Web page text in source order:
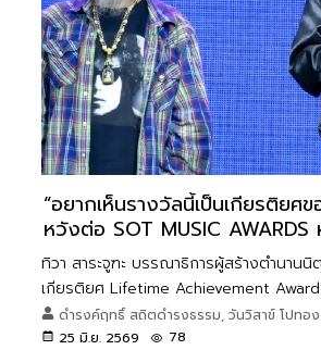
“อยากเห็นรางวัลนี้เป็นเกียรติย
หวังต่อ SOT MUSIC
ทิวา สาระจูฑะ บรรณาธิการผู้สร้างตำนานนิ
เกียรติยศ Lifetime Achievement Award
ดำรงค์ฤทธิ์ สถิตดำรงธรรม, วันวิสาข์ โปทอง
25 มิ.ย. 2569
78